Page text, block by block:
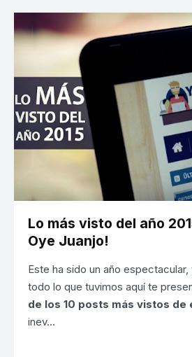
Lo más visto del año
Oye Juanjo!
Este ha sido un año
todo lo que tuvimos aquí te
de los 10 posts más vistos de
inev…